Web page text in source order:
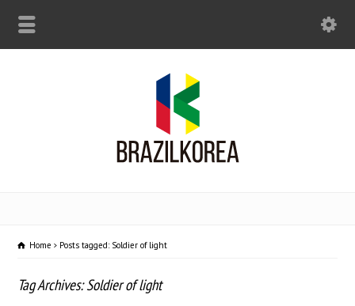
Home Posts tagged: Soldier of light
Tag Archives: Soldier of light